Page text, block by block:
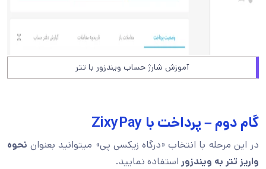
آموزش شارژ حساب ویندزور با تتر
گام دوم – پرداخت با ZixyPay
در این مرحله با انتخاب «درگاه زیکسی پی» میتوانید بعنوان نحوه
واریز تتر به ویندزور استفاده نمایید.